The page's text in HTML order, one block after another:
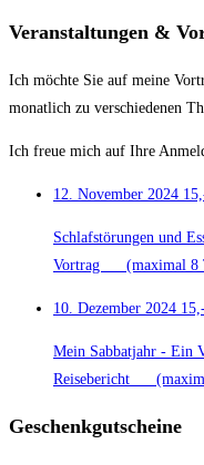
Veranstaltungen &
Ich möchte Sie auf meine
monatlich zu verschiedenen
Ich freue mich auf Ihre
12. November 2024
Schlafstörungen und
Vortrag (maximal 8
10. Dezember 2024
Mein Sabbatjahr - Ein
Reisebericht
Geschenkgutscheine